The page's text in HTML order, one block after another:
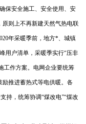
保安全施工、安全使用、安
则上不再新建天然气热电联
年采暖季前，地方*、城镇
用户清单，采暖季实行“压非
工作方案。电网企业要统筹
推进蓄热式等电供暖。各
持，统筹协调“煤改电”“煤改